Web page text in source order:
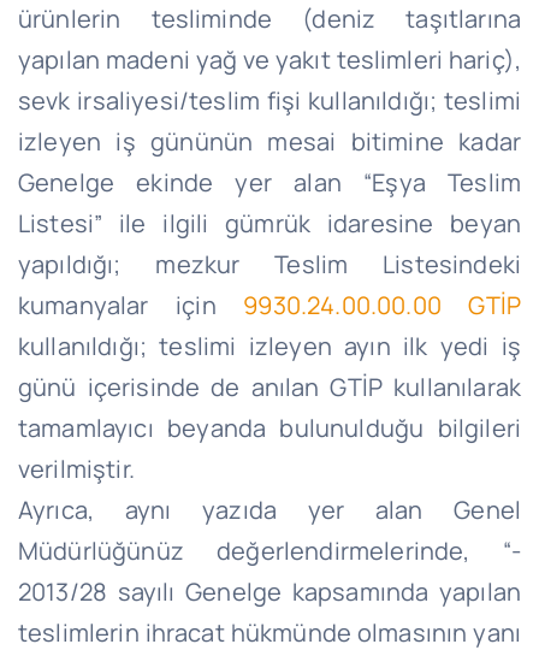
ürünlerin tesliminde (deniz taşıtlarına
yapılan madeni yağ ve yakıt teslimleri hariç),
sevk irsaliyesi/teslim fişi kullanıldığı; teslimi
izleyen iş gününün mesai bitimine kadar
Genelge ekinde yer alan “Eşya Teslim
Listesi” ile ilgili gümrük idaresine beyan
yapıldığı; mezkur Teslim Listesindeki
kumanyalar için 9930.24.00.00.00 GTİP
kullanıldığı; teslimi izleyen ayın ilk yedi iş
günü içerisinde de anılan GTİP kullanılarak
tamamlayıcı beyanda bulunulduğu bilgileri
verilmiştir.
Ayrıca, aynı yazıda yer alan Genel
Müdürlüğünüz değerlendirmelerinde, “-
2013/28 sayılı Genelge kapsamında yapılan
teslimlerin ihracat hükmünde olmasının yanı